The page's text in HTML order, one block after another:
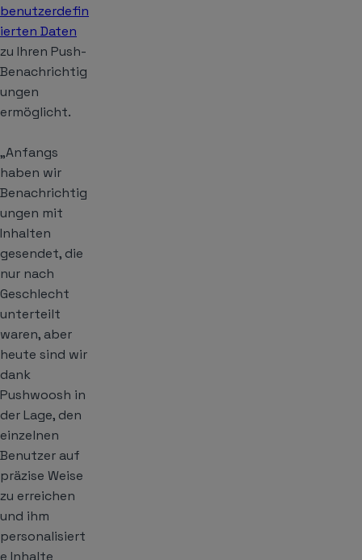
benutzerdefin
ierten Daten
zu Ihren Push-
Benachrichtig
ungen
ermöglicht.
„Anfangs
haben wir
Benachrichtig
ungen mit
Inhalten
gesendet, die
nur nach
Geschlecht
unterteilt
waren, aber
heute sind wir
dank
Pushwoosh in
der Lage, den
einzelnen
Benutzer auf
präzise Weise
zu erreichen
und ihm
personalisiert
e Inhalte